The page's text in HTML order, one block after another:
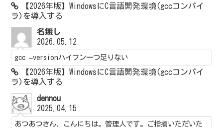
【2026年版】WindowsにC言語開発環境(gccコンパイ
ラ)を導入する
名無し
2026.05.12
gcc –versionハイフン一つ足りない
【2026年版】WindowsにC言語開発環境(gccコンパイ
ラ)を導入する
dennou
2025.04.15
あつあつさん、こんにちは。管理人です。ご指摘いただいた